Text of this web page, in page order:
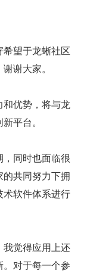
望于龙蜥社区
谢大家。
优势，将与龙
平台。
同时也面临很
共同努力下拥
软件体系进行
觉得应用上还
对于每一个参